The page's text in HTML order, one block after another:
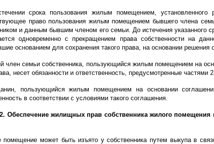
срока пользования жилым помещением,
право пользования жилым помещением бывшего члена
и данным бывшим членом его семьи. До истечения
одновременно с прекращением права собственности на
основанием для сохранения такого права, на основании решения
член семьи собственника, пользующийся жилым помещением на
несет обязанности и ответственность, предусмотренные частями
пользующийся жилым помещением на основании
в соответствии с условиями такого соглашения.
Обеспечение жилищных прав собственника жилого
может быть изъято у собственника путем выкупа в